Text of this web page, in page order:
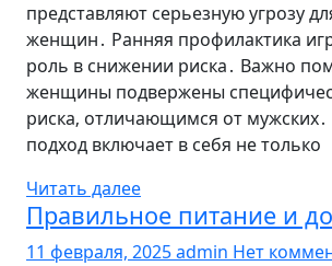
представляют серьезную угрозу
женщин․ Ранняя профилактика
роль в снижении риска․ Важно
женщины подвержены
риска‚ отличающимся от
подход включает в себя не только
Читать далее
Правильное питание и
11 февраля, 2025admin Нет